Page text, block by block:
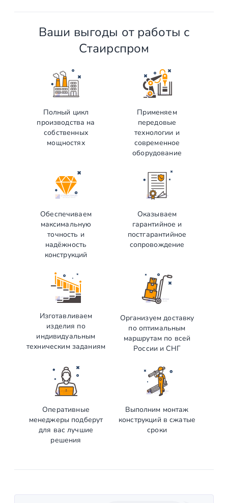
Ваши выгоды от работы с
Стаирспром
Полный цикл
производства на
собственных
мощностях
Применяем
передовые
технологии и
современное
оборудование
Обеспечиваем
максимальную
точность и
надёжность
конструкций
Оказываем
гарантийное и
постгарантийное
сопровождение
Изготавливаем
изделия по
индивидуальным
техническим заданиям
Организуем доставку
по оптимальным
маршрутам по всей
России и СНГ
Оперативные
менеджеры подберут
для вас лучшие
решения
Выполним монтаж
конструкций в сжатые
сроки